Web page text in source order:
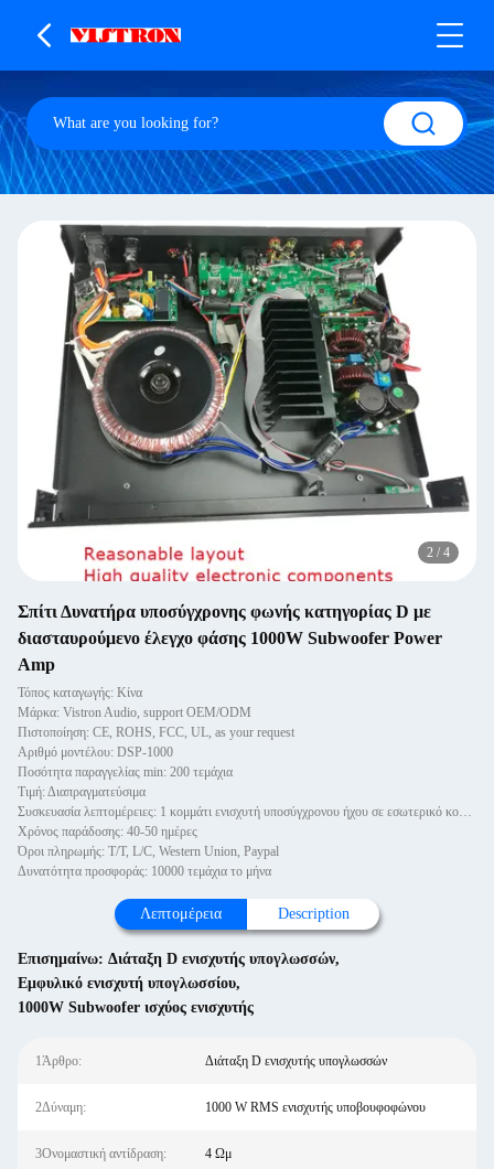
2 / 4
Σπίτι Δυνατήρα υποσύγχρονης φωνής κατηγορίας D με
διασταυρούμενο έλεγχο φάσης 1000W Subwoofer Power
Amp
Τόπος καταγωγής: Κίνα
Μάρκα: Vistron Audio, support OEM/ODM
Πιστοποίηση: CE, ROHS, FCC, UL, as your request
Αριθμό μοντέλου: DSP-1000
Ποσότητα παραγγελίας min: 200 τεμάχια
Τιμή: Διαπραγματεύσιμα
Συσκευασία λεπτομέρειες: 1 κομμάτι ενισχυτή υποσύγχρονου ήχου σε εσωτερικό κουτί, στη συνέχεια συσκευασμένο σε εξωτερικό κουτ
Χρόνος παράδοσης: 40-50 ημέρες
Όροι πληρωμής: T/T, L/C, Western Union, Paypal
Δυνατότητα προσφοράς: 10000 τεμάχια το μήνα
Λεπτομέρεια Description
Επισημαίνω: Διάταξη D ενισχυτής υπογλωσσών,
Εμφυλικό ενισχυτή υπογλωσσίου,
1000W Subwoofer ισχύος ενισχυτής
1Άρθρο: Διάταξη D ενισχυτής υπογλωσσών
2Δύναμη: 1000 W RMS ενισχυτής υποβουφοφώνου
3Ονομαστική αντίδραση: 4 Ωμ